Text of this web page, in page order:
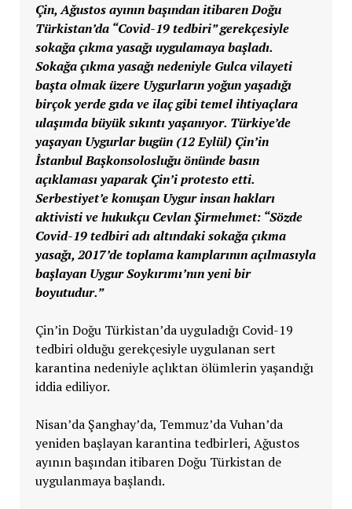
Çin, Ağustos ayının başından itibaren Doğu
Türkistan’da “Covid-19 tedbiri” gerekçesiyle
sokağa çıkma yasağı uygulamaya başladı.
Sokağa çıkma yasağı nedeniyle Gulca vilayeti
başta olmak üzere Uygurların yoğun yaşadığı
birçok yerde gıda ve ilaç gibi temel ihtiyaçlara
ulaşımda büyük sıkıntı yaşanıyor. Türkiye’de
yaşayan Uygurlar bugün (12 Eylül) Çin’in
İstanbul Başkonsolosluğu önünde basın
açıklaması yaparak Çin’i protesto etti.
Serbestiyet’e konuşan Uygur insan hakları
aktivisti ve hukukçu Cevlan Şirmehmet: “Sözde
Covid-19 tedbiri adı altındaki sokağa çıkma
yasağı, 2017’de toplama kamplarının açılmasıyla
başlayan Uygur Soykırımı’nın yeni bir
boyutudur.”
Çin’in Doğu Türkistan’da uyguladığı Covid-19
tedbiri olduğu gerekçesiyle uygulanan sert
karantina nedeniyle açlıktan ölümlerin yaşandığı
iddia ediliyor.
Nisan’da Şanghay’da, Temmuz’da Vuhan’da
yeniden başlayan karantina tedbirleri, Ağustos
ayının başından itibaren Doğu Türkistan de
uygulanmaya başlandı.